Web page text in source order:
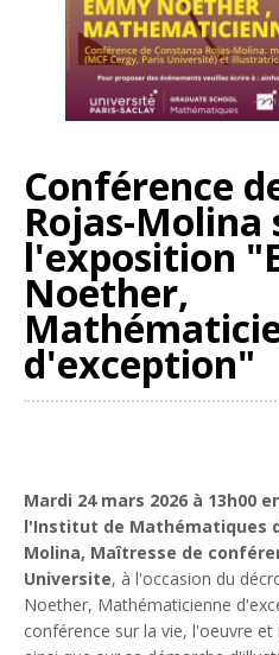
Conférence
Rojas-Molina
l'exposition
Noether,
d'exception"
Mardi 24 mars 2026 à 13h00
l'Institut de Mathématiques
Molina, Maîtresse de
Universite, à l'occasion du
Noether, Mathématicienne
conférence sur la vie, l'oeuvre